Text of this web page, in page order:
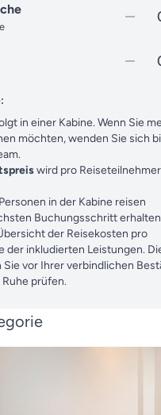
in einer Kabine. Wenn Sie
möchten, wenden Sie sich
wird pro Reiseteilnehmer
in der Kabine reisen
Buchungsschritt
der Reisekosten pro
der inkludierten Leistungen.
Sie vor Ihrer verbindlichen
prüfen.